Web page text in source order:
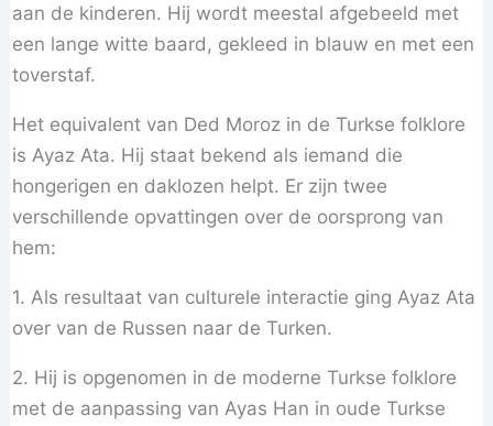
aan de kinderen. Hij wordt meestal afgebeeld met
een lange witte baard, gekleed in blauw en met een
toverstaf.
Het equivalent van Ded Moroz in de Turkse folklore
is Ayaz Ata. Hij staat bekend als iemand die
hongerigen en daklozen helpt. Er zijn twee
verschillende opvattingen over de oorsprong van
hem:
1. Als resultaat van culturele interactie ging Ayaz Ata
over van de Russen naar de Turken.
2. Hij is opgenomen in de moderne Turkse folklore
met de aanpassing van Ayas Han in oude Turkse